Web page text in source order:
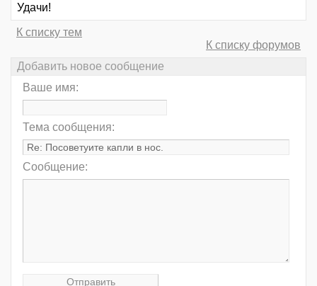
Удачи!
К списку тем
К списку форумов
Добавить новое сообщение
Ваше имя:
Тема сообщения:
Сообщение: